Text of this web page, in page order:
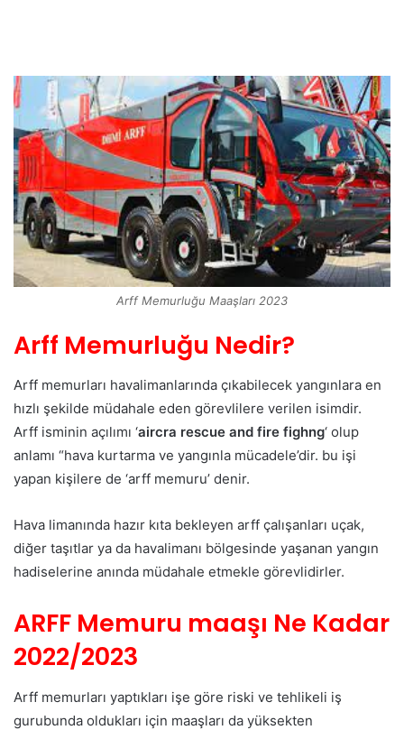
Arff Memurluğu Maaşları 2023
Arff Memurluğu Nedir?
Arff memurları havalimanlarında çıkabilecek yangınlara en
hızlı şekilde müdahale eden görevlilere verilen isimdir.
Arff isminin açılımı ‘aircra rescue and fire fighng‘ olup
anlamı “hava kurtarma ve yangınla mücadele’dir. bu işi
yapan kişilere de ‘arff memuru’ denir.
Hava limanında hazır kıta bekleyen arff çalışanları uçak,
diğer taşıtlar ya da havalimanı bölgesinde yaşanan yangın
hadiselerine anında müdahale etmekle görevlidirler.
ARFF Memuru maaşı Ne Kadar
2022/2023
Arff memurları yaptıkları işe göre riski ve tehlikeli iş
gurubunda oldukları için maaşları da yüksekten